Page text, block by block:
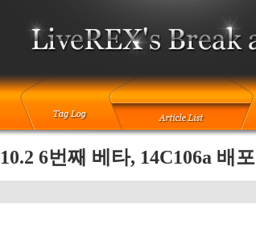
6번째 베타, 14C106a 배포